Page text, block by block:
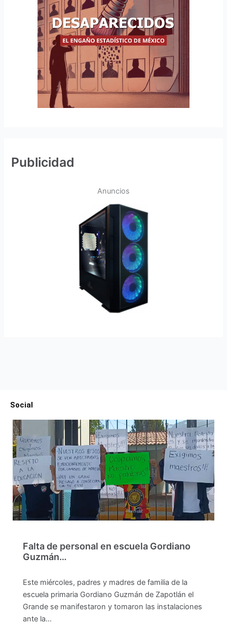
Publicidad
Anuncios
Social
Falta de personal en escuela Gordiano
Guzmán…
Este miércoles, padres y madres de familia de la
escuela primaria Gordiano Guzmán de Zapotlán el
Grande se manifestaron y tomaron las instalaciones
ante la…